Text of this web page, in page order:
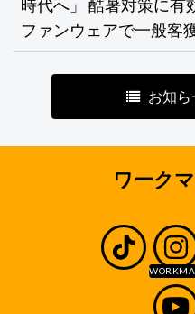
時代へ」 酷暑対策に有
ファンウェアで一般客
お知ら
ワーク